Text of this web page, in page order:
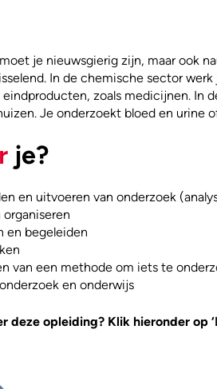
je nieuwsgierig zijn, maar ook
In de chemische sector
zoals medicijnen. In
Je onderzoekt bloed en urine
je?
en uitvoeren van onderzoek
organiseren
en begeleiden
van een methode om iets te
en onderwijs
deze opleiding? Klik hieronder op